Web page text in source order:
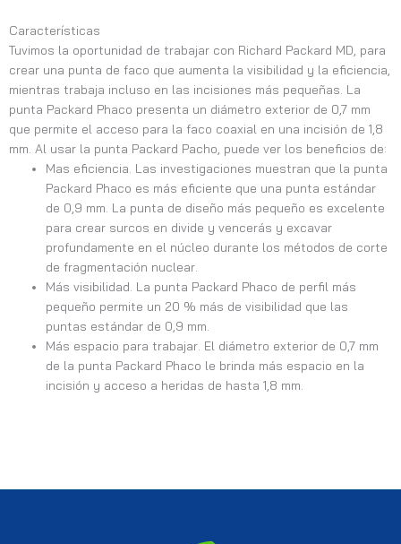
Características
Tuvimos la oportunidad de trabajar con Richard Packard MD, para
crear una punta de faco que aumenta la visibilidad y la eficiencia,
mientras trabaja incluso en las incisiones más pequeñas. La
punta Packard Phaco presenta un diámetro exterior de 0,7 mm
que permite el acceso para la faco coaxial en una incisión de 1,8
mm. Al usar la punta Packard Pacho, puede ver los beneficios de:
Mas eficiencia. Las investigaciones muestran que la punta
Packard Phaco es más eficiente que una punta estándar
de 0,9 mm. La punta de diseño más pequeño es excelente
para crear surcos en divide y vencerás y excavar
profundamente en el núcleo durante los métodos de corte
de fragmentación nuclear.
Más visibilidad. La punta Packard Phaco de perfil más
pequeño permite un 20 % más de visibilidad que las
puntas estándar de 0,9 mm.
Más espacio para trabajar. El diámetro exterior de 0,7 mm
de la punta Packard Phaco le brinda más espacio en la
incisión y acceso a heridas de hasta 1,8 mm.